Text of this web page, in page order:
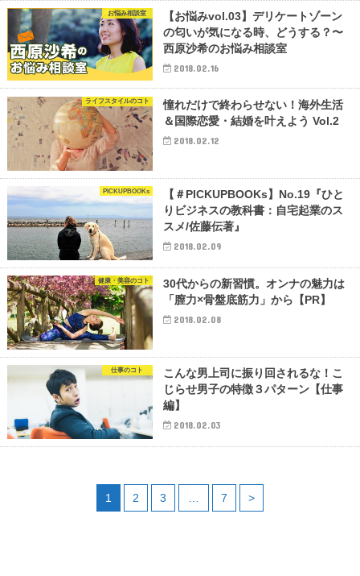
お悩み相談室
【お悩みvol.03】デリケートゾーン
の匂いが気になる時、どうする？〜
西原沙希のお悩み相談室
2018.02.16
ライフスタイルのコト
憧れだけで終わらせない！海外生活
＆国際恋愛・結婚を叶えよう Vol.2
2018.02.12
PICKUPBOOKs
【＃PICKUPBOOKs】No.19『ひと
りビジネスの教科書：自宅起業のス
スメ/佐藤伝著』
2018.02.09
健康・美容のコト
30代からの新習慣。オンナの魅力は
「膣力×骨盤底筋力」から【PR】
2018.02.08
仕事のコト
こんな男上司に振り回されるな！こ
じらせ男子の特徴３パターン【仕事
編】
2018.02.03
1 2 3 7 >